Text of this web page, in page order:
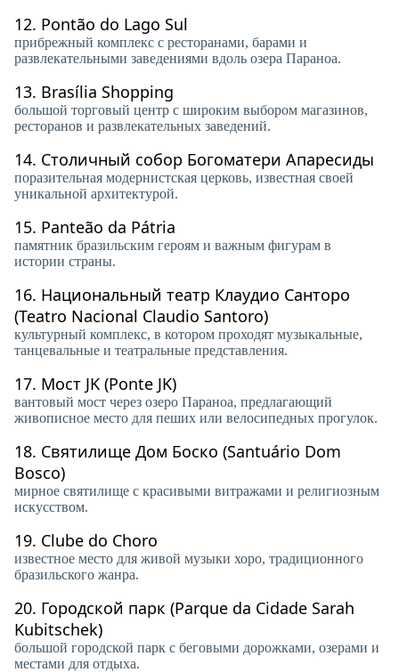
12. Pontão do Lago Sul
прибрежный комплекс с ресторанами, барами и
развлекательными заведениями вдоль озера Параноа.
13. Brasília Shopping
большой торговый центр с широким выбором магазинов,
ресторанов и развлекательных заведений.
14. Столичный собор Богоматери Апаресиды
поразительная модернистская церковь, известная своей
уникальной архитектурой.
15. Panteão da Pátria
памятник бразильским героям и важным фигурам в
истории страны.
16. Национальный театр Клаудио Санторо
(Teatro Nacional Claudio Santoro)
культурный комплекс, в котором проходят музыкальные,
танцевальные и театральные представления.
17. Мост JK (Ponte JK)
вантовый мост через озеро Параноа, предлагающий
живописное место для пеших или велосипедных прогулок.
18. Святилище Дом Боско (Santuário Dom
Bosco)
мирное святилище с красивыми витражами и религиозным
искусством.
19. Clube do Choro
известное место для живой музыки хоро, традиционного
бразильского жанра.
20. Городской парк (Parque da Cidade Sarah
Kubitschek)
большой городской парк с беговыми дорожками, озерами и
местами для отдыха.